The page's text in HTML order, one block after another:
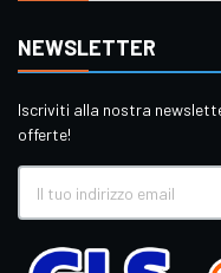
NEWSLETTER
Iscriviti alla nostra
offerte!